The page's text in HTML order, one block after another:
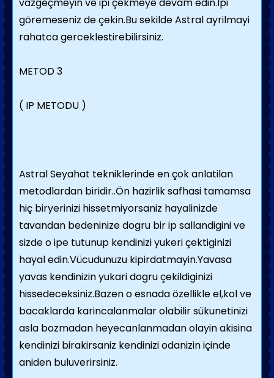
göremeseniz de çekin.Bu sekilde Astral ayrilmayi
rahatca gerceklestirebilirsiniz.
METOD 3
( IP METODU )
Astral Seyahat tekniklerinde en çok anlatilan
metodlardan biridir..Ön hazirlik safhasi tamamsa
hiç biryerinizi hissetmiyorsaniz hayalinizde
tavandan bedeninize dogru bir ip sallandigini ve
sizde o ipe tutunup kendinizi yukeri çektiginizi
hayal edin.Vücudunuzu kipirdatmayin.Yavasa
yavas kendinizin yukari dogru çekildiginizi
hissedeceksiniz.Bazen o esnada özellikle el,kol ve
bacaklarda karincalanmalar olabilir sükunetinizi
asla bozmadan heyecanlanmadan olayin akisina
kendinizi birakirsaniz kendinizi odanizin içinde
aniden buluverirsiniz.